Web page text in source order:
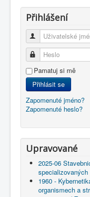
Přihlášení
Uživatelské
Heslo
Pamatuj si mě
Přihlásit se
Zapomenuté jméno?
Zapomenuté heslo?
Upravované
2025-06
specializovaných
1960 -
organismech a